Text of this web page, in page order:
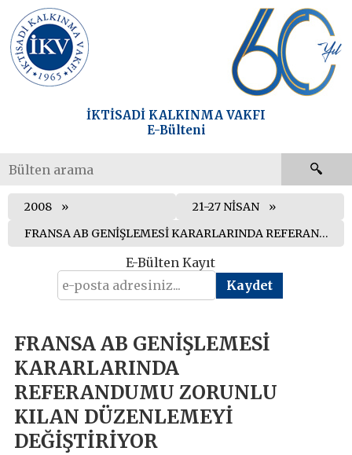
İKTİSADİ KALKINMA VAKFI
E-Bülteni
2008
21-27 NİSAN
FRANSA AB GENİŞLEMESİ KARARLARINDA REFERANDUMU ZORUNLU KILAN DÜZENLEMEYİ DEĞİŞTİRİYOR
E-Bülten Kayıt
FRANSA AB GENİŞLEMESİ
KARARLARINDA
REFERANDUMU ZORUNLU
KILAN DÜZENLEMEYİ
DEĞİŞTİRİYOR